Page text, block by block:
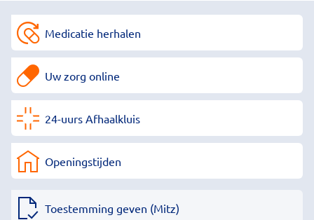
Medicatie herhalen
Uw zorg online
24-uurs Afhaalkluis
Openingstijden
Toestemming geven (Mitz)